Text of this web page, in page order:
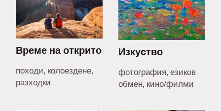
Време на открито
походи, колоездене,
разходки
Изкуство
фотография, езиков
обмен, кино/филми